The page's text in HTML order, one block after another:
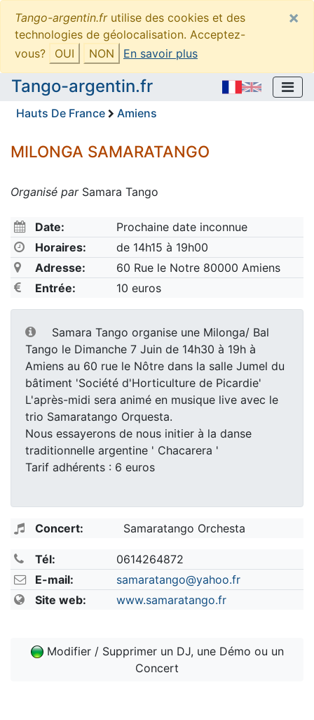
Tango-argentin.frutilise des cookies et des
technologies de géolocalisation. Acceptez-
vous?
OUI NON En savoir plus
×
Tango-argentin.fr
Hauts De France Amiens
MILONGA SAMARATANGO
Organisé parSamara Tango
Date:
Prochaine date inconnue
Horaires:
de 14h15 à 19h00
Adresse:
60 Rue le Notre 80000 Amiens
Entrée:
10 euros
Samara Tango organise une Milonga/ Bal
Tango le Dimanche 7 Juin de 14h30 à 19h à
Amiens au 60 rue le Nôtre dans la salle Jumel du
bâtiment 'Société d'Horticulture de Picardie'
L'après-midi sera animé en musique live avec le
trio Samaratango Orquesta.
Nous essayerons de nous initier à la danse
traditionnelle argentine ' Chacarera '
Tarif adhérents : 6 euros
Concert: Samaratango Orchesta
Tél:
0614264872
E-mail:
samaratango@yahoo.fr
Site web:
www.samaratango.fr
Modifier / Supprimer un DJ, une Démo ou un
Concert